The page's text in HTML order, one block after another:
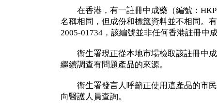
在香港，有一註冊中成藥（編號：
名稱相同，但成份和標籤資料並不相同。
2005-01734，該編號並非任何香港註冊中
衞生署現正從本地市場檢取該註冊中成
繼續調查有問題產品的來源。
衞生署發言人呼籲正使用這產品的市民
向醫護人員查詢。